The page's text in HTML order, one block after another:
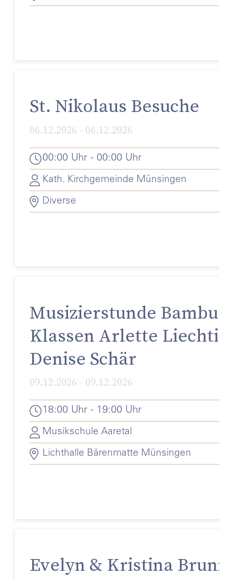
St. Nikolaus Besuche
06.12.2026 - 06.12.2026
00:00 Uhr - 00:00 Uhr
Kath. Kirchgemeinde Münsingen
Diverse
Musizierstunde
Klassen Arlette Liechti
Denise Schär
09.12.2026 - 09.12.2026
18:00 Uhr - 19:00 Uhr
Musikschule Aaretal
Lichthalle Bärenmatte Münsingen
Evelyn & Kristina